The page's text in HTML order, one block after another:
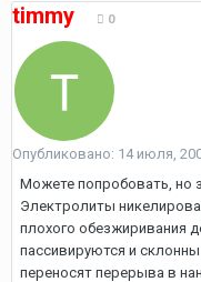
timmy 0
Опубликовано: 14 июля,
Можете попробовать, но
Электролиты
плохого обезжиривания
пассивируются и
переносят перерыва в